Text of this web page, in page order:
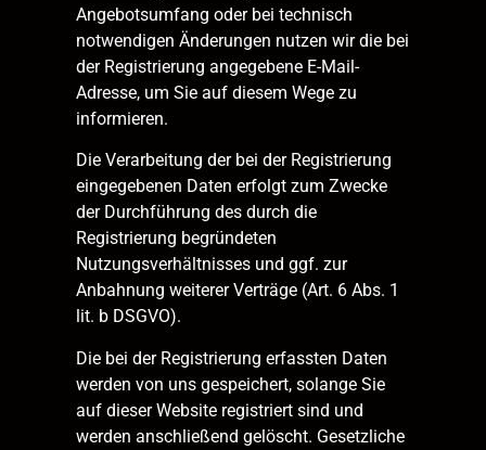
Angebotsumfang oder bei technisch
notwendigen Änderungen nutzen wir die bei
der Registrierung angegebene E-Mail-
Adresse, um Sie auf diesem Wege zu
informieren.
Die Verarbeitung der bei der Registrierung
eingegebenen Daten erfolgt zum Zwecke
der Durchführung des durch die
Registrierung begründeten
Nutzungsverhältnisses und ggf. zur
Anbahnung weiterer Verträge (Art. 6 Abs. 1
lit. b DSGVO).
Die bei der Registrierung erfassten Daten
werden von uns gespeichert, solange Sie
auf dieser Website registriert sind und
werden anschließend gelöscht. Gesetzliche